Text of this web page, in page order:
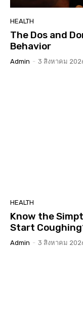
HEALTH
The Dos and
Behavior
Admin - 3 สิงหาคม
HEALTH
Know the
Start
Admin - 3 สิงหาคม